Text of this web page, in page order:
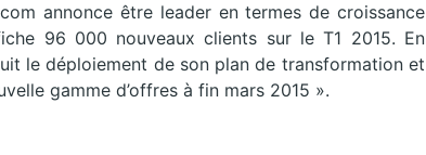
annonce être leader en termes de croissance
96 000 nouveaux clients sur le T1 2015. En
le déploiement de son plan de transformation et
gamme d’offres à fin mars 2015 ».